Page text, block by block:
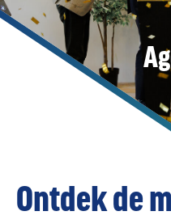
Ontdek de